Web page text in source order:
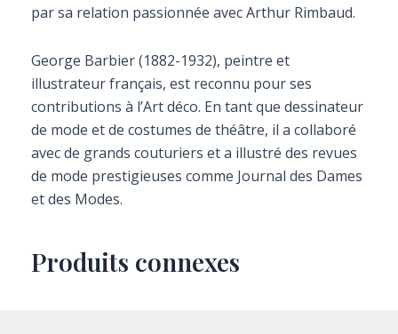
par sa relation passionnée avec Arthur Rimbaud.
George Barbier (1882-1932), peintre et
illustrateur français, est reconnu pour ses
contributions à l’Art déco. En tant que dessinateur
de mode et de costumes de théâtre, il a collaboré
avec de grands couturiers et a illustré des revues
de mode prestigieuses comme Journal des Dames
et des Modes.
Produits connexes